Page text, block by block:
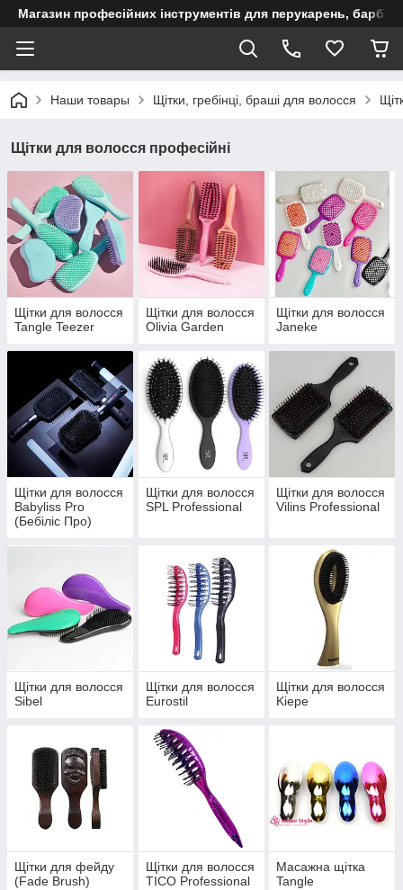
Магазин професійних інструментів для перукарень,
Наши товары Щітки, гребінці, браші для волосся
Щітки для волосся професійні
Щітки для волосся
Tangle Teezer
Щітки для волосся
Olivia Garden
Щітки для волосся
Janeke
Щітки для волосся
Babyliss Pro
(Бебіліс Про)
Щітки для волосся
SPL Professional
Щітки для волосся
Vilins Professional
Щітки для волосся
Sibel
Щітки для волосся
Eurostil
Щітки для волосся
Kiepe
Щітки для фейду
(Fade Brush)
Щітки для волосся
TICO Professional
Масажна щітка
Tangle